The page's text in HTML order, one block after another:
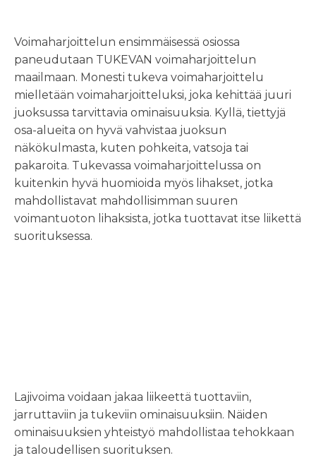
Voimaharjoittelun ensimmäisessä osiossa
paneudutaan TUKEVAN voimaharjoittelun
maailmaan. Monesti tukeva voimaharjoittelu
mielletään voimaharjoitteluksi, joka kehittää juuri
juoksussa tarvittavia ominaisuuksia. Kyllä, tiettyjä
osa-alueita on hyvä vahvistaa juoksun
näkökulmasta, kuten pohkeita, vatsoja tai
pakaroita. Tukevassa voimaharjoittelussa on
kuitenkin hyvä huomioida myös lihakset, jotka
mahdollistavat mahdollisimman suuren
voimantuoton lihaksista, jotka tuottavat itse liikettä
suorituksessa.
Lajivoima voidaan jakaa liikeettä tuottaviin,
jarruttaviin ja tukeviin ominaisuuksiin. Näiden
ominaisuuksien yhteistyö mahdollistaa tehokkaan
ja taloudellisen suorituksen.